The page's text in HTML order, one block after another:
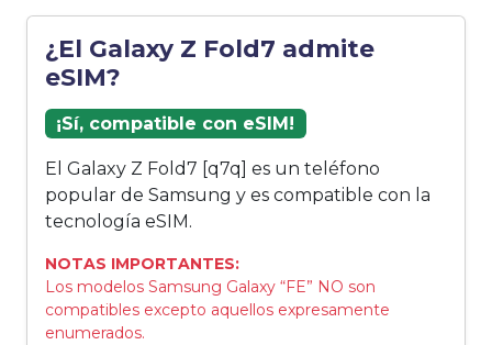
¿El Galaxy Z Fold7 admite
eSIM?
¡Sí, compatible con eSIM!
El Galaxy Z Fold7 [q7q] es un teléfono
popular de Samsung y es compatible con la
tecnología eSIM.
NOTAS IMPORTANTES:
Los modelos Samsung Galaxy “FE” NO son
compatibles excepto aquellos expresamente
enumerados.